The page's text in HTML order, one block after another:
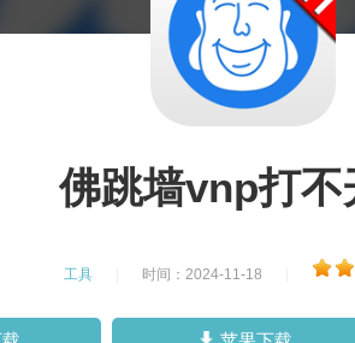
佛跳墙vnp打不
工具 时间：2024-11-18